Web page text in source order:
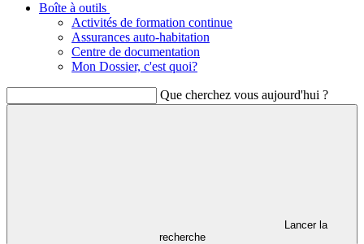
Boîte à outils
Activités de formation continue
Assurances auto-habitation
Centre de documentation
Mon Dossier, c'est quoi?
Que cherchez vous aujourd'hui ?
Lancer la
recherche